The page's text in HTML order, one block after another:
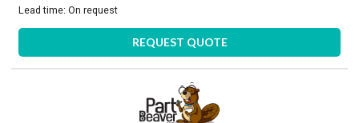
Lead time:On request
REQUEST QUOTE